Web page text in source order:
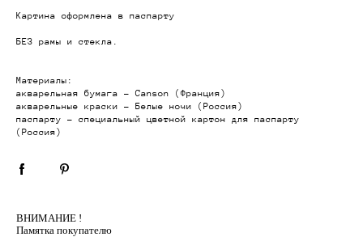
Картина оформлена в паспарту
БЕЗ рамы и стекла.
Материалы:
акварельная бумага - Canson (Франция)
акварельные краски - Белые ночи (Россия)
паспарту - специальный цветной картон для паспарту
(Россия)
ВНИМАНИЕ !
Памятка покупателю